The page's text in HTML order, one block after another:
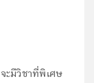
ะมีวิชาที่พิเศษ